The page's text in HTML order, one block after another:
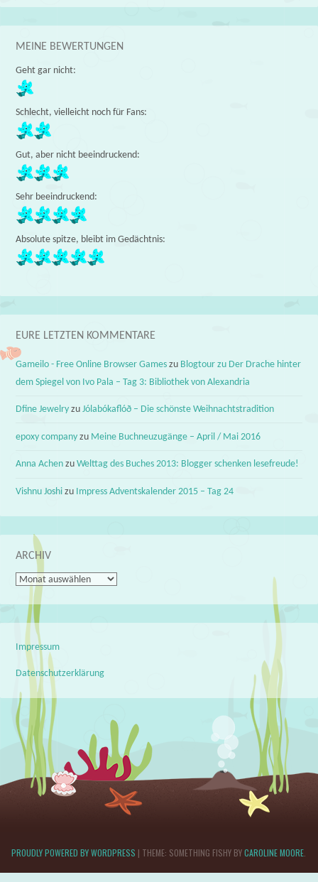
MEINE BEWERTUNGEN
Geht gar nicht:
Schlecht, vielleicht noch für Fans:
Gut, aber nicht beeindruckend:
Sehr beeindruckend:
Absolute spitze, bleibt im Gedächtnis:
EURE LETZTEN KOMMENTARE
Gameilo - Free Online Browser Games zu Blogtour zu Der Drache hinter
dem Spiegel von Ivo Pala – Tag 3: Bibliothek von Alexandria
Dfine Jewelry zuJólabókaflóð – Die schönste Weihnachtstradition
epoxy company zu Meine Buchneuzugänge – April / Mai 2016
Anna Achen zuWelttag des Buches 2013: Blogger schenken lesefreude!
Vishnu Joshi zu Impress Adventskalender 2015 – Tag 24
ARCHIV
Archiv
Impressum
Datenschutzerklärung
PROUDLY POWERED BY WORDPRESS | THEME: SOMETHING FISHY BYCAROLINE MOORE